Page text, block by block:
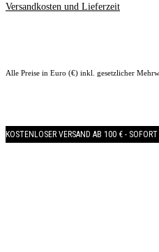
Versandkosten und Lieferzeit
Alle Preise in Euro (€) inkl. gesetzlicher
KOSTENLOSER VERSAND AB 100 € - SOFORT